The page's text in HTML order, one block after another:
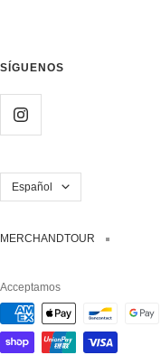
SÍGUENOS
Idioma
Español
MERCHANDTOUR
Acceptamos